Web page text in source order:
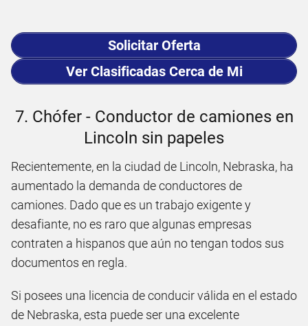
Solicitar Oferta
Ver Clasificadas Cerca de Mi
7. Chófer - Conductor de camiones en
Lincoln sin papeles
Recientemente, en la ciudad de Lincoln, Nebraska, ha
aumentado la demanda de conductores de
camiones. Dado que es un trabajo exigente y
desafiante, no es raro que algunas empresas
contraten a hispanos que aún no tengan todos sus
documentos en regla.
Si posees una licencia de conducir válida en el estado
de Nebraska, esta puede ser una excelente